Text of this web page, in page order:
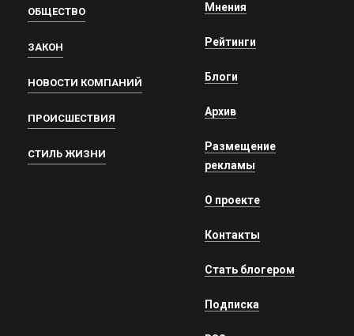
ОБЩЕСТВО
ЗАКОН
НОВОСТИ КОМПАНИЙ
ПРОИСШЕСТВИЯ
СТИЛЬ ЖИЗНИ
Мнения
Рейтинги
Блоги
Архив
Размещение
рекламы
О проекте
Контакты
Стать блогером
Подписка